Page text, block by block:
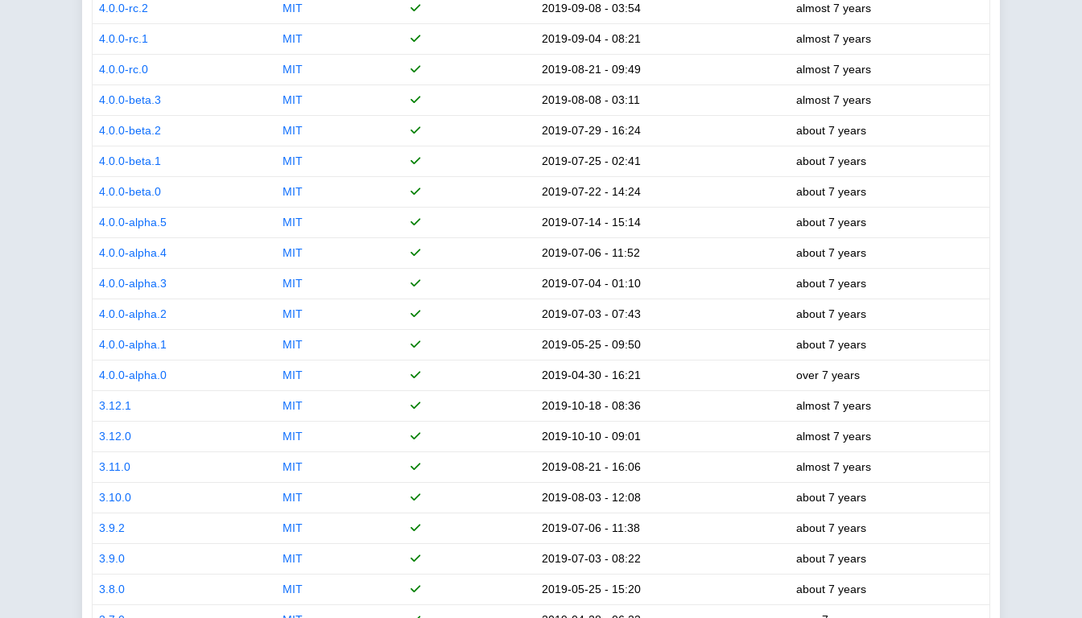
4.0.0-rc.2 MIT 2019-09-08 - 03:54 almost 7 years
4.0.0-rc.1 MIT 2019-09-04 - 08:21 almost 7 years
4.0.0-rc.0 MIT 2019-08-21 - 09:49 almost 7 years
4.0.0-beta.3 MIT 2019-08-08 - 03:11 almost 7 years
4.0.0-beta.2 MIT 2019-07-29 - 16:24 about 7 years
4.0.0-beta.1 MIT 2019-07-25 - 02:41 about 7 years
4.0.0-beta.0 MIT 2019-07-22 - 14:24 about 7 years
4.0.0-alpha.5 MIT 2019-07-14 - 15:14 about 7 years
4.0.0-alpha.4 MIT 2019-07-06 - 11:52 about 7 years
4.0.0-alpha.3 MIT 2019-07-04 - 01:10 about 7 years
4.0.0-alpha.2 MIT 2019-07-03 - 07:43 about 7 years
4.0.0-alpha.1 MIT 2019-05-25 - 09:50 about 7 years
4.0.0-alpha.0 MIT 2019-04-30 - 16:21 over 7 years
3.12.1 MIT 2019-10-18 - 08:36 almost 7 years
3.12.0 MIT 2019-10-10 - 09:01 almost 7 years
3.11.0 MIT 2019-08-21 - 16:06 almost 7 years
3.10.0 MIT 2019-08-03 - 12:08 about 7 years
3.9.2 MIT 2019-07-06 - 11:38 about 7 years
3.9.0 MIT 2019-07-03 - 08:22 about 7 years
3.8.0 MIT 2019-05-25 - 15:20 about 7 years